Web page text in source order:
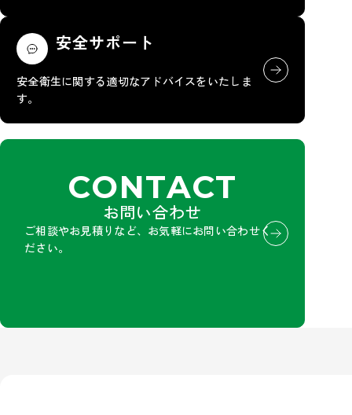
安全サポート
安全衛生に関する適切なアドバイスをいたしま
す。
CONTACT
お問い合わせ
ご相談やお見積りなど、お気軽にお問い合わせく
ださい。